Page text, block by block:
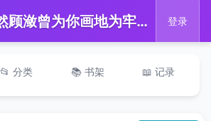
📖 林嫣然顾潋曾为你画地为牢完整版免费在线阅读_曾为你画地为牢林嫣然顾潋完结版免费阅读 登录
📂 分类 📚 书架 📖 记录